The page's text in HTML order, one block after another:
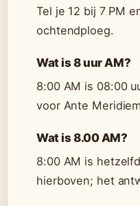
Tel je 12 bij 7 PM
ochtendploeg.
Wat is 8 uur AM?
8:00 AM is 08:00
voor Ante
Wat is 8.00 AM?
8:00 AM is
hierboven; het